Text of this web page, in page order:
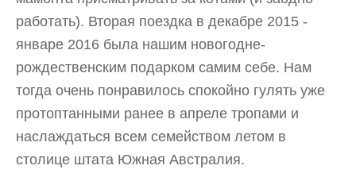
работать). Вторая поездка в декабре 2015 -
январе 2016 была нашим новогодне-
рождественским подарком самим себе. Нам
тогда очень понравилось спокойно гулять уже
протоптанными ранее в апреле тропами и
наслаждаться всем семейством летом в
столице штата Южная Австралия.